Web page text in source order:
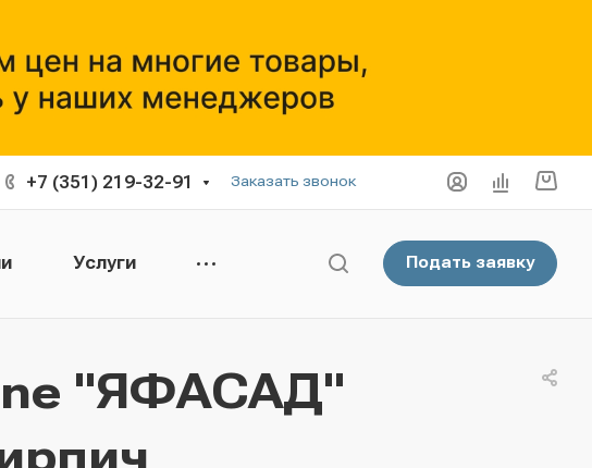
+7 (351) 219-32-91 Заказать звонок
Услуги Подать заявку
"ЯФАСАД"